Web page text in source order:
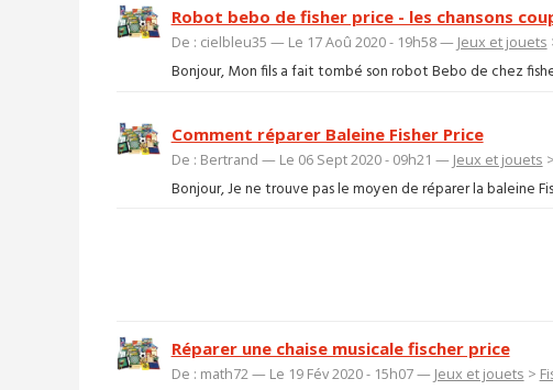
Robot bebo de fisher price - les chansons
De : cielbleu35 — Le 17 Aoû 2020 - 19h58 — Jeux et jouets
Bonjour, Mon fils a fait tombé son robot Bebo de chez
Comment réparer Baleine Fisher Price
De : Bertrand — Le 06 Sept 2020 - 09h21 — Jeux et jouets >
Bonjour, Je ne trouve pas le moyen de réparer la baleine
Réparer une chaise musicale fischer price
De : math72 — Le 19 Fév 2020 - 15h07 — Jeux et jouets >